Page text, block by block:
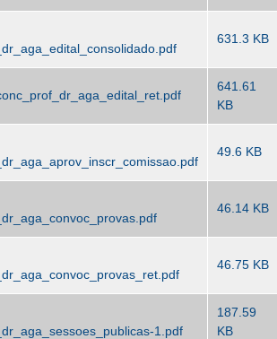
631.3 KB
641.61
KB
49.6 KB
46.14 KB
46.75 KB
1.pdf
187.59
KB